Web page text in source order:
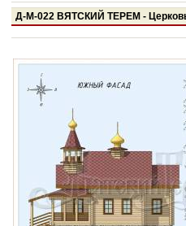
Д-М-022 ВЯТСКИЙ ТЕРЕМ -